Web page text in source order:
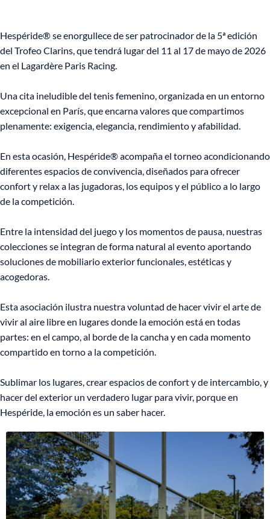
Hespéride® se enorgullece de ser patrocinador de la 5ª edición
del Trofeo Clarins, que tendrá lugar del 11 al 17 de mayo de 2026
en el Lagardère Paris Racing.
Una cita ineludible del tenis femenino, organizada en un entorno
excepcional en París, que encarna valores que compartimos
plenamente: exigencia, elegancia, rendimiento y afabilidad.
En esta ocasión, Hespéride® acompaña el torneo acondicionando
diferentes espacios de convivencia, diseñados para ofrecer
confort y relax a las jugadoras, los equipos y el público a lo largo
de la competición.
Entre la intensidad del juego y los momentos de pausa, nuestras
colecciones se integran de forma natural al evento aportando
soluciones de mobiliario exterior funcionales, estéticas y
acogedoras.
Esta asociación ilustra nuestra voluntad de hacer vivir el arte de
vivir al aire libre en lugares donde la emoción está en todas
partes: en el campo, al borde de la cancha y en cada momento
compartido en torno a la competición.
Sublimar los lugares, crear espacios de confort y de intercambio, y
hacer del exterior un verdadero lugar para vivir, porque en
Hespéride, la emoción es un saber hacer.